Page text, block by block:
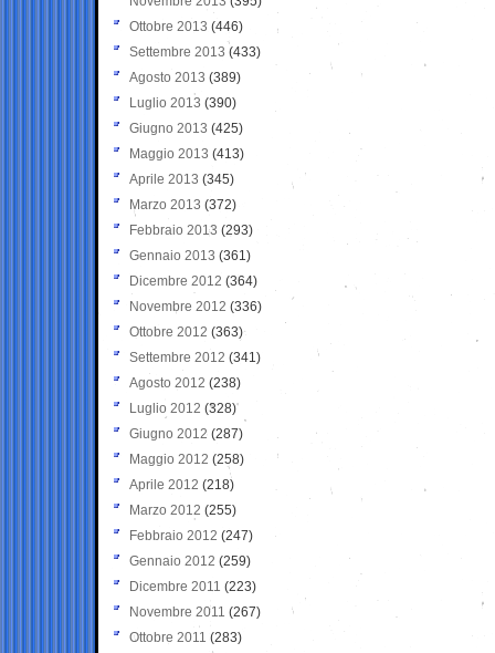
Ottobre 2013 (446)
Settembre 2013 (433)
Agosto 2013 (389)
Luglio 2013 (390)
Giugno 2013 (425)
Maggio 2013 (413)
Aprile 2013 (345)
Marzo 2013 (372)
Febbraio 2013 (293)
Gennaio 2013 (361)
Dicembre 2012 (364)
Novembre 2012 (336)
Ottobre 2012 (363)
Settembre 2012 (341)
Agosto 2012 (238)
Luglio 2012 (328)
Giugno 2012 (287)
Maggio 2012 (258)
Aprile 2012 (218)
Marzo 2012 (255)
Febbraio 2012 (247)
Gennaio 2012 (259)
Dicembre 2011 (223)
Novembre 2011 (267)
Ottobre 2011 (283)